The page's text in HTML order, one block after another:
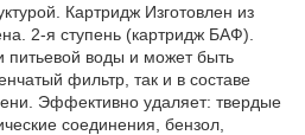
Картридж Изготовлен из
2-я ступень (картридж БАФ).
питьевой воды и может быть
фильтр, так и в составе
Эффективно удаляет: твердые
соединения, бензол,